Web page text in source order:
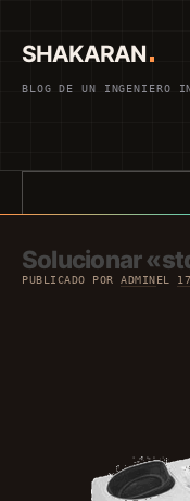
contenido
SHAKARAN
BLOG DE UN INGENIERO
Solucionar
PUBLICADO PORADMINEL